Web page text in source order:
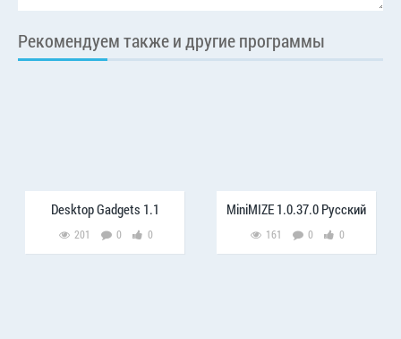
Рекомендуем также и другие программы
Desktop Gadgets 1.1
201 0 0
MiniMIZE 1.0.37.0 Русский
161 0 0